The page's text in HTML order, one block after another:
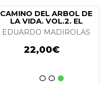
CAMINO DEL ARBOL DE
LA VIDA. VOL.2. EL
EDUARDO MADIROLAS
22,00€